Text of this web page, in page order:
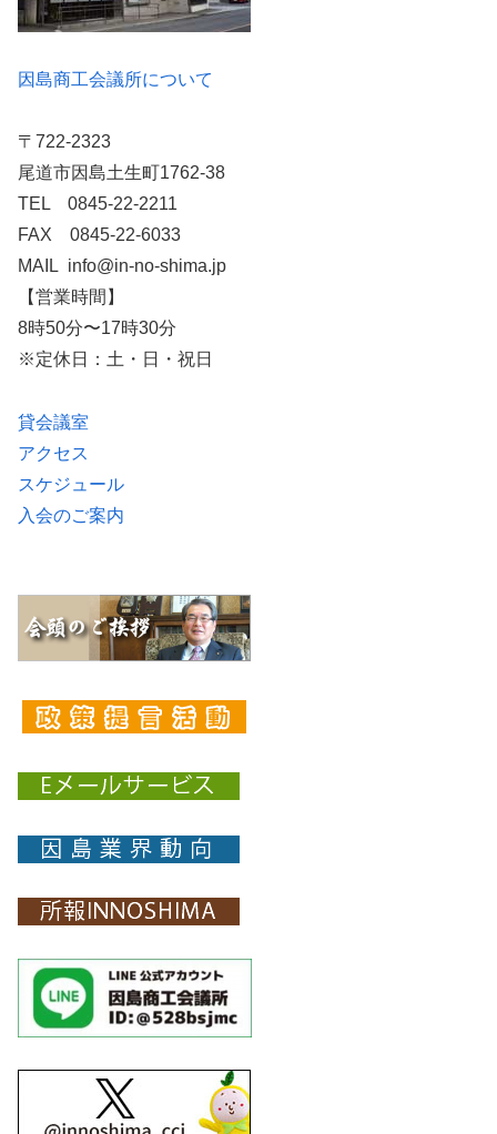
因島商工会議所について
〒722-2323
尾道市因島土生町1762-38
TEL 0845-22-2211
FAX 0845-22-6033
MAIL info@in-no-shima.jp
【営業時間】
8時50分〜17時30分
※定休日：土・日・祝日
貸会議室
アクセス
スケジュール
入会のご案内